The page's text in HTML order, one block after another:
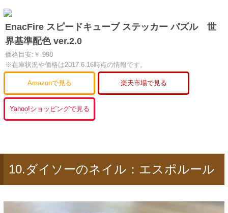
EnacFire スピードキューブ ステッカー パズル 世
界基準配色 ver.2.0
価格目安:￥ 998
※在庫状況や価格は2017.6.16時点の情報です。
Amazonで見る 楽天市場で見る
Yahoo!ショッピングで見る
10.ダイソーのネイル：エスポルール